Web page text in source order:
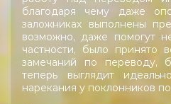
благодаря чему даже
заложниках выполнены
возможно, даже помогут
частности, было принято
замечаний по переводу,
теперь выглядит
нарекания у поклонников